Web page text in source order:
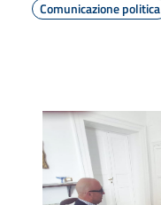
Comunicazione politica